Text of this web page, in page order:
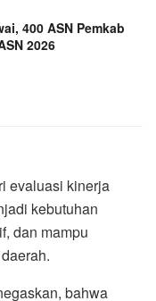
400 ASN Pemkab
2026
evaluasi kinerja
kebutuhan
dan mampu
bahwa